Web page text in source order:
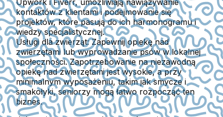
kontaktów z klientami i podejmowanie się
projektów, które pasują do ich harmonogramu i
wiedzy specjalistycznej.
Usługi dla zwierząt:Zapewnij opiekę nad
zwierzętami lub wyprowadzanie psów w lokalnej
społeczności. Zapotrzebowanie na niezawodną
opiekę nad zwierzętami jest wysokie, a przy
minimalnym wyposażeniu, takim jak smycze i
smakołyki, seniorzy mogą łatwo rozpocząć ten
biznes.